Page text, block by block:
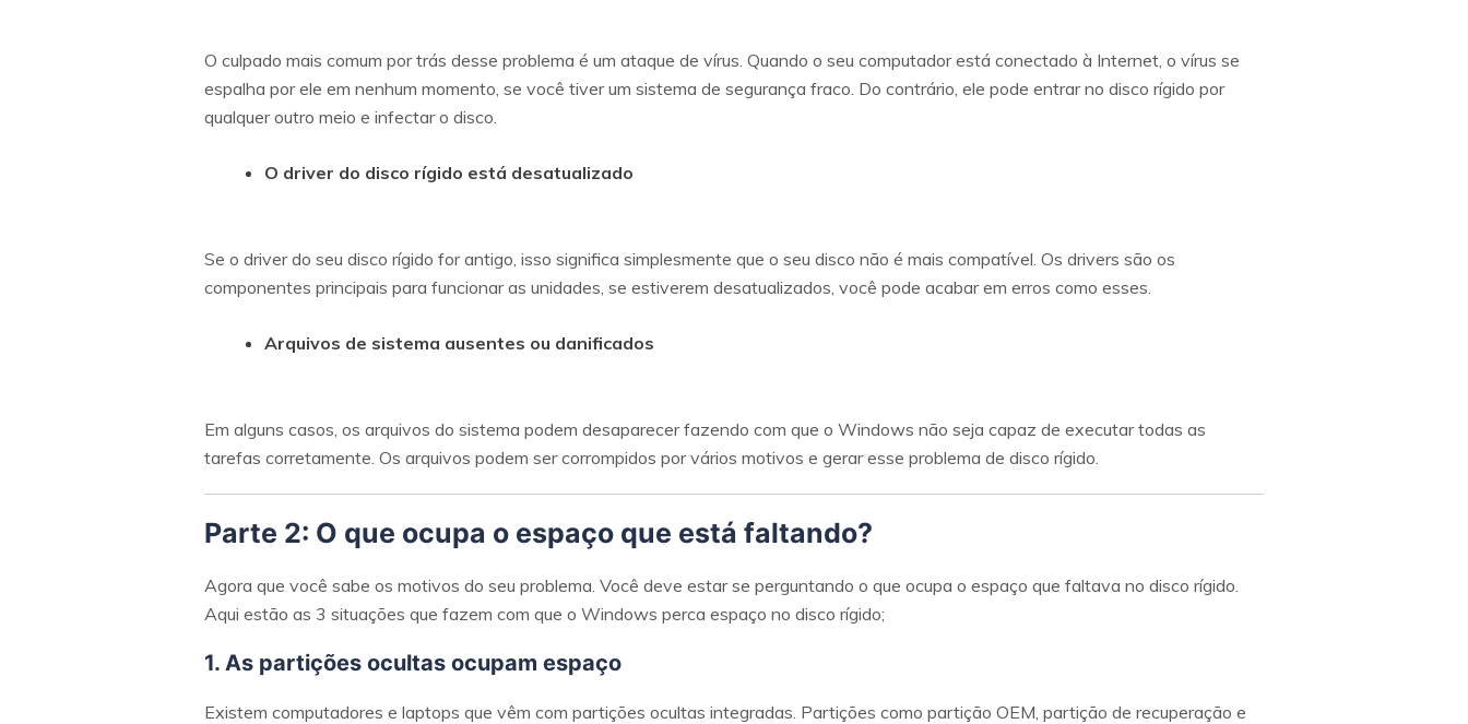
O culpado mais comum por trás desse problema é um ataque de vírus. Quando o seu computador está conectado à Internet, o vírus se
espalha por ele em nenhum momento, se você tiver um sistema de segurança fraco. Do contrário, ele pode entrar no disco rígido por
qualquer outro meio e infectar o disco.
O driver do disco rígido está desatualizado
Se o driver do seu disco rígido for antigo, isso significa simplesmente que o seu disco não é mais compatível. Os drivers são os
componentes principais para funcionar as unidades, se estiverem desatualizados, você pode acabar em erros como esses.
Arquivos de sistema ausentes ou danificados
Em alguns casos, os arquivos do sistema podem desaparecer fazendo com que o Windows não seja capaz de executar todas as
tarefas corretamente. Os arquivos podem ser corrompidos por vários motivos e gerar esse problema de disco rígido.
Parte 2: O que ocupa o espaço que está faltando?
Agora que você sabe os motivos do seu problema. Você deve estar se perguntando o que ocupa o espaço que faltava no disco rígido.
Aqui estão as 3 situações que fazem com que o Windows perca espaço no disco rígido;
1. As partições ocultas ocupam espaço
Existem computadores e laptops que vêm com partições ocultas integradas. Partições como partição OEM, partição de recuperação e